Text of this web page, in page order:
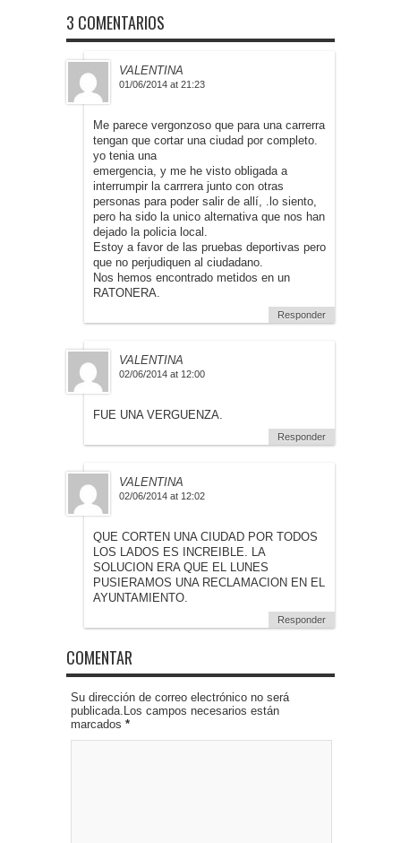
3 COMENTARIOS
VALENTINA
01/06/2014 at 21:23
Me parece vergonzoso que para una carrerra
tengan que cortar una ciudad por completo.
yo tenia una
emergencia, y me he visto obligada a
interrumpir la carrrera junto con otras
personas para poder salir de allí, .lo siento,
pero ha sido la unico alternativa que nos han
dejado la policia local.
Estoy a favor de las pruebas deportivas pero
que no perjudiquen al ciudadano.
Nos hemos encontrado metidos en un
RATONERA.
Responder
VALENTINA
02/06/2014 at 12:00
FUE UNA VERGUENZA.
Responder
VALENTINA
02/06/2014 at 12:02
QUE CORTEN UNA CIUDAD POR TODOS
LOS LADOS ES INCREIBLE. LA
SOLUCION ERA QUE EL LUNES
PUSIERAMOS UNA RECLAMACION EN EL
AYUNTAMIENTO.
Responder
COMENTAR
Su dirección de correo electrónico no será
publicada.Los campos necesarios están
marcados *